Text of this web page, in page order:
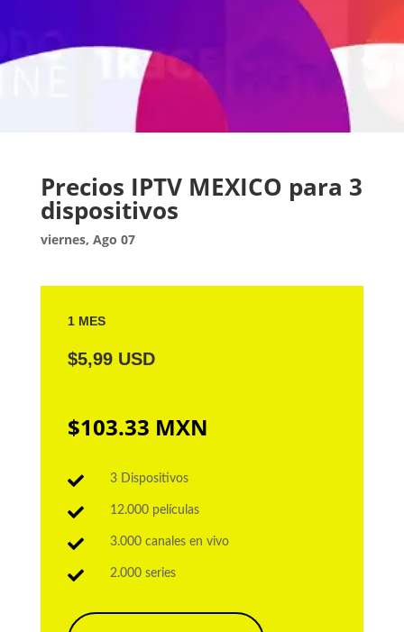
Precios IPTV MEXICO para 3
dispositivos
viernes, Ago 07
1 MES
$5,99 USD
$103.33 MXN
 3 Dispositivos
 12.000 películas
 3.000 canales en vivo
 2.000 series